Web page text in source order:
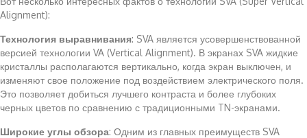
Alignment):
Технология выравнивания: SVA является усовершенствованной
версией технологии VA (Vertical Alignment). В экранах SVA жидкие
кристаллы располагаются вертикально, когда экран выключен, и
изменяют свое положение под воздействием электрического поля.
Это позволяет добиться лучшего контраста и более глубоких
черных цветов по сравнению с традиционными TN-экранами.
Широкие углы обзора: Одним из главных преимуществ SVA